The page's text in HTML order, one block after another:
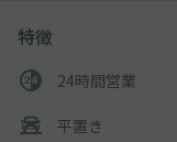
特徴
24時間営業
平置き